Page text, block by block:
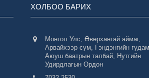
ХОЛБОО БАРИХ
Монгол Улс, Өвөрхангай аймаг,
Арвайхээр сум, Гэндэнгийн
Аюуш баатрын талбай, Нутгийн
Удирдлагын Ордон